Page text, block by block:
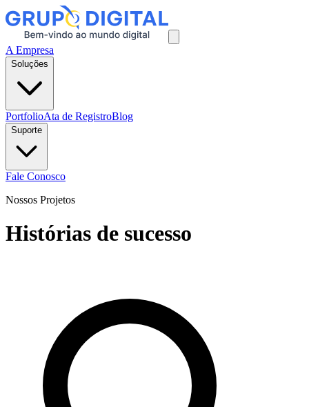
A Empresa
Soluções
PortfolioAta de RegistroBlog
Suporte
Fale Conosco
Nossos Projetos
Histórias de sucesso